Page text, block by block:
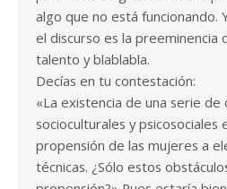
algo que no está funcionando.
el discurso es la preeminencia
talento y blablabla.
Decías en tu contestación:
«La existencia de una serie de
socioculturales y psicosociales
propensión de las mujeres a
técnicas. ¿Sólo estos